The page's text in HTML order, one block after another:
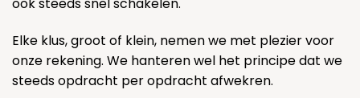
Elke klus, groot of klein, nemen we met plezier voor
onze rekening. We hanteren wel het principe dat we
steeds opdracht per opdracht afwekren.